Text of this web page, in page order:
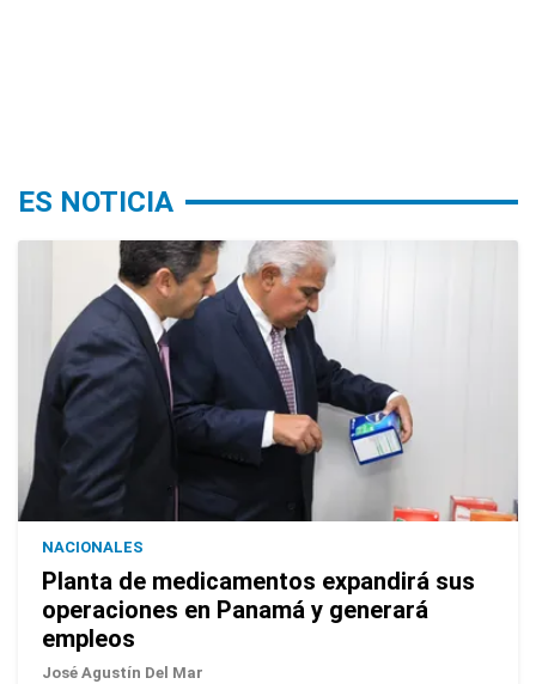
ES NOTICIA
NACIONALES
Planta de medicamentos expandirá sus
operaciones en Panamá y generará
empleos
José Agustín Del Mar